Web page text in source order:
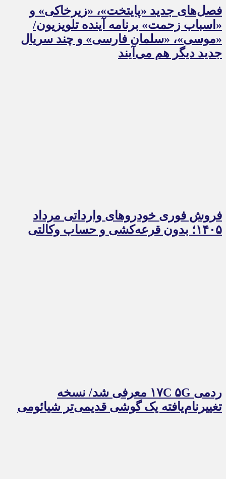
فصل‌های جدید «پایتخت»، «زیرخاکی» و
«اسباب زحمت» برنامه آینده تلویزیون/
«موسی»، «سلمان فارسی» و چند سریال
جدید دیگر هم می‌آیند
فروش فوری خودروهای وارداتی مرداد
۱۴۰۵؛ بدون قرعه‌کشی و حساب وکالتی
ردمی ۱۷C ۵G معرفی شد/ نسخه
تغییرنام‌یافته یک گوشی قدیمی‌تر شیائومی